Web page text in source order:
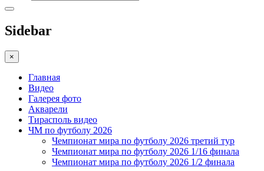
Sidebar
×
Главная
Видео
Галерея фото
Акварели
Тирасполь видео
ЧМ по футболу 2026
Чемпионат мира по футболу 2026 третий тур
Чемпионат мира по футболу 2026 1/16 финала
Чемпионат мира по футболу 2026 1/2 финала